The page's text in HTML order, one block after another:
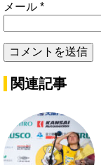
メール *
関連記事